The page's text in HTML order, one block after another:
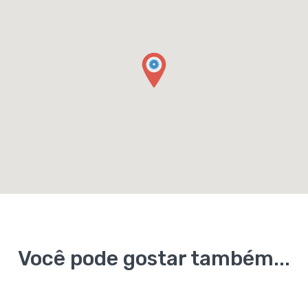
Você pode gostar também...